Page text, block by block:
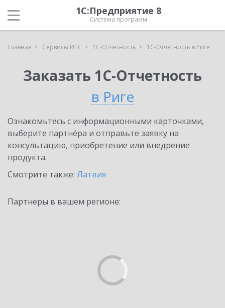
1С:Предприятие 8
Система программ
Главная Сервисы ИТС 1С-Отчетность 1С-Отчетность в Риге
Заказать 1С-Отчетность
в Риге
Ознакомьтесь с информационными карточками,
выберите партнёра и отправьте заявку на
консультацию, приобретение или внедрение
продукта.
Смотрите также: Латвия
Партнеры в вашем регионе: